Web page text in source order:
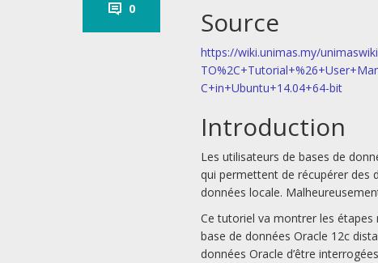
0 Source
https://wiki.unimas.my/
C+in+Ubuntu+14.04+64-bit
Introduction
Les utilisateurs de bases de
qui permettent de récupérer des
données locale.
Ce tutoriel va montrer les
base de données Oracle 12c
données Oracle d’être